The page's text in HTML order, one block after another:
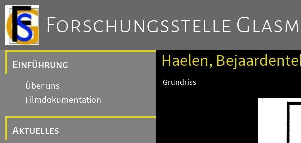
Forschungsstelle
Einführung
Über uns
Filmdokumentation
Aktuelles
Haelen,
Grundriss